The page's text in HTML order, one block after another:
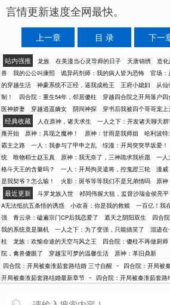
言情更新速度全网最快。
上一章 目 录 下一
站内强推 龙族 在美漫当心灵导师的日子 天唐锦绣 造
兽
我的公公叫康熙 诡异药剂师：我的病人皆为恐怖 官场：
的穿越生活
神豪系统不正经，逼我成枪王 王府小媳妇 从
制！
四合院：重生54年，邻居傻柱 穿越四合院之开局落户四
医神娇妻
穿越逍遥嫡女 阴间神探 穿书后我被四个哥哥宠上
经典收藏 人在原神，诸天求生 一人之下：开发诸天聊天
雍开始
原神：具现之魔神！ 原神：甘雨是我师姐 哈利波特
霸主之路
一人：我参与了甲申之乱 综漫：开局突突早坂爱！
统
唯物稻士赵玉真 原神：我无奈了，三神跪求我祈愿 一人
格斗天王的含量吗？
一人：开局拘灵遣将，控鬼蹬三轮 漫威
是我契爷？怎么输！
火影：斑爷等等我们不是兄弟情吗 原
最近更新 斗罗龙族入世 祁同伟握大狙，监督沙瑞金侯亮平
A无法抵抗五条悟的诱惑
小欢喜：你是我的救赎 一百亿！我
强
青云录：磕遍宗门CP后我恋爱了 遮天之阴阳双生 四合
我的系统竟是脑机
一人之下：为了变强，只能搞笑了 混迹在
柱
龙族：欢愉命途的天空与风之王 四合院：傻柱不再做厨师
院，禽兽傻眼了
穿越宝可梦的温馨生活
原神：革旧鼎新
四合院：开局被秦淮茹套路结婚 三寸自醒 - 四合院：开局被
开局被秦淮茹套路结婚最新章节 - 四合院：开局被秦淮茹套路